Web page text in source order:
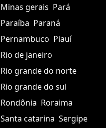
Minas gerais Pará
Paraíba Paraná
Pernambuco Piauí
Rio de janeiro
Rio grande do norte
Rio grande do sul
Rondônia Roraima
Santa catarina Sergipe